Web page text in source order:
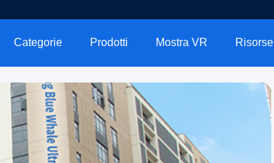
Categorie Prodotti Mostra VR Risorse